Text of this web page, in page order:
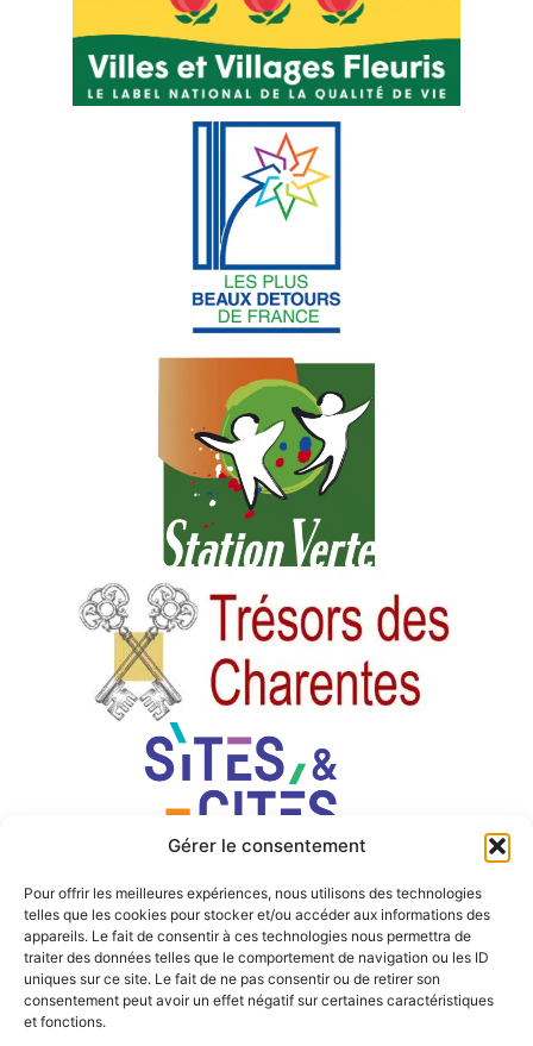
Gérer le consentement
Pour offrir les meilleures expériences, nous utilisons des technologies
telles que les cookies pour stocker et/ou accéder aux informations des
appareils. Le fait de consentir à ces technologies nous permettra de
traiter des données telles que le comportement de navigation ou les ID
uniques sur ce site. Le fait de ne pas consentir ou de retirer son
consentement peut avoir un effet négatif sur certaines caractéristiques
et fonctions.